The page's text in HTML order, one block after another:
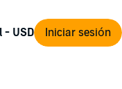
Iniciar sesión